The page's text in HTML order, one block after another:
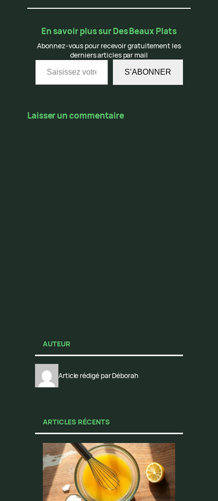
En savoir plus sur Des Beaux Plats
Abonnez-vous pour recevoir gratuitement les
derniers articles par mail
Saisissez votre adresse e-mail…
S’ABONNER
Laisser un commentaire
AUTEUR
Article rédigé par Déborah
ARTICLES RÉCENTS